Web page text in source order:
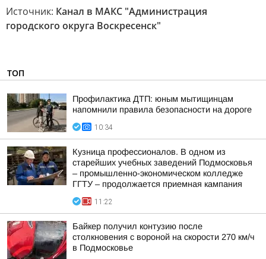
Источник: Канал в МАКС "Администрация
городского округа Воскресенск"
ТОП
Профилактика ДТП: юным мытищинцам
напомнили правила безопасности на дороге
10:34
Кузница профессионалов. В одном из
старейших учебных заведений Подмосковья
– промышленно-экономическом колледже
ГГТУ – продолжается приемная кампания
11:22
Байкер получил контузию после
столкновения с вороной на скорости 270 км/ч
в Подмосковье